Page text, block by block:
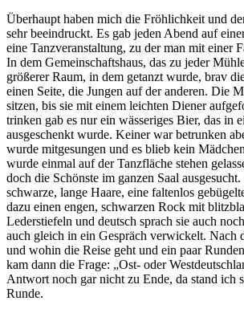
Überhaupt haben mich die Fröhlichkeit und
sehr beeindruckt. Es gab jeden Abend auf
eine Tanzveranstaltung, zu der man mit einer
In dem Gemeinschaftshaus, das zu jeder
größerer Raum, in dem getanzt wurde, brav
einen Seite, die Jungen auf der anderen. Die
sitzen, bis sie mit einem leichten Diener
trinken gab es nur ein wässeriges Bier, das in
ausgeschenkt wurde. Keiner war betrunken
wurde mitgesungen und es blieb kein
wurde einmal auf der Tanzfläche stehen
doch die Schönste im ganzen Saal
schwarze, lange Haare, eine faltenlos
dazu einen engen, schwarzen Rock mit
Lederstiefeln und deutsch sprach sie auch
auch gleich in ein Gespräch verwickelt. Nach
und wohin die Reise geht und ein paar
kam dann die Frage:
Ost- oder
Antwort noch gar nicht zu Ende, da stand ich
Runde.